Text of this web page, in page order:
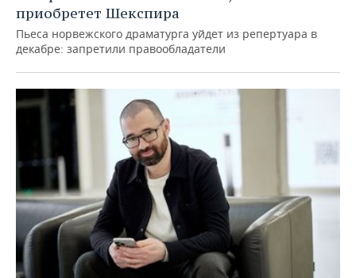
приобретет Шекспира
Пьеса норвежского драматурга уйдет из репертуара в
декабре: запретили правообладатели